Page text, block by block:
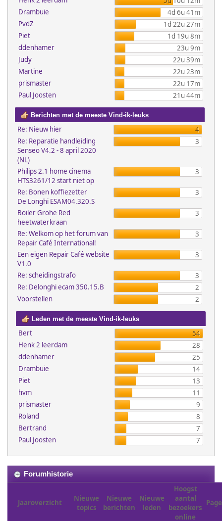
Drambuie
4d 6u 41m
PvdZ
1d 22u 27m
Piet
1d 19u 8m
ddenhamer
23u 9m
Judy
22u 39m
Martine
22u 23m
prismaster
22u 17m
Paul Joosten
21u 44m
Berichten met de meeste Vind-ik-leuks
Re: Nieuw hier
4
Re: Reparatie handleiding
Senseo V4.2 - 8 april 2020
(NL)
3
Philips 2.1 home cinema
HTS3261/12 start niet op
3
Re: Bonen koffiezetter
De'Longhi ESAM04.320.S
3
Boiler Grohe Red
heetwaterkraan
3
Re: Welkom op het forum van
Repair Café International!
3
Een eigen Repair Café website
V1.0
3
Re: scheidingstrafo
3
Re: Delonghi ecam 350.15.B
2
Voorstellen
2
Leden met de meeste Vind-ik-leuks
Bert
54
Henk 2 leerdam
28
ddenhamer
25
Drambuie
14
Piet
13
hvm
11
prismaster
9
Roland
8
Bertrand
7
Paul Joosten
7
Forumhistorie
Jaaroverzicht
Nieuwe
topics
Nieuwe
berichten
Nieuwe
leden
Hoogst
aantal
bezoekers
online